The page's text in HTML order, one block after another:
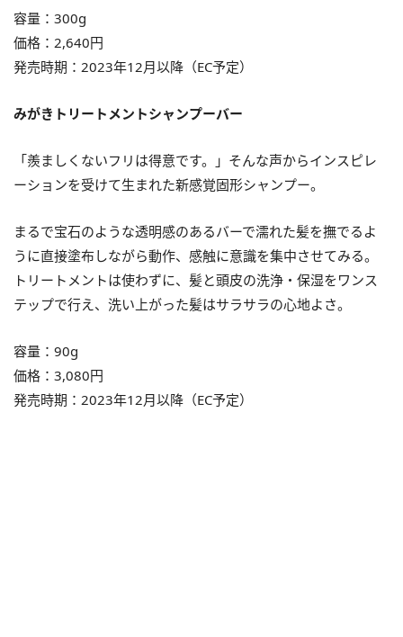
容量：300g
価格：2,640円
発売時期：2023年12月以降（EC予定）
みがきトリートメントシャンプーバー
「羨ましくないフリは得意です。」そんな声からインスピレ
ーションを受けて生まれた新感覚固形シャンプー。
まるで宝石のような透明感のあるバーで濡れた髪を撫でるよ
うに直接塗布しながら動作、感触に意識を集中させてみる。
トリートメントは使わずに、髪と頭皮の洗浄・保湿をワンス
テップで行え、洗い上がった髪はサラサラの心地よさ。
容量：90g
価格：3,080円
発売時期：2023年12月以降（EC予定）